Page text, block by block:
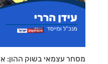
מסחר עצמאי בשוק ההון: